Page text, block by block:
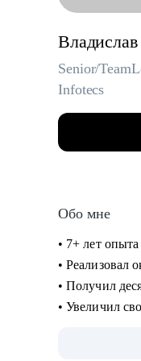
Senior/
Infotecs
Обо мне
• 7+ лет опыта
• Реализовал
• Получил
• Увеличил
• Прошёл